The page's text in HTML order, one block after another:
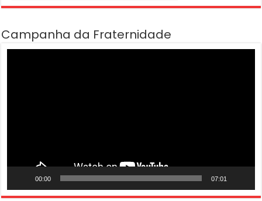
Campanha da Fraternidade
00:00 07:01